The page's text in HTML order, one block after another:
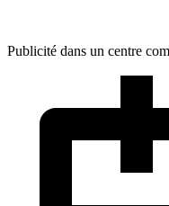
Publicité dans un centre